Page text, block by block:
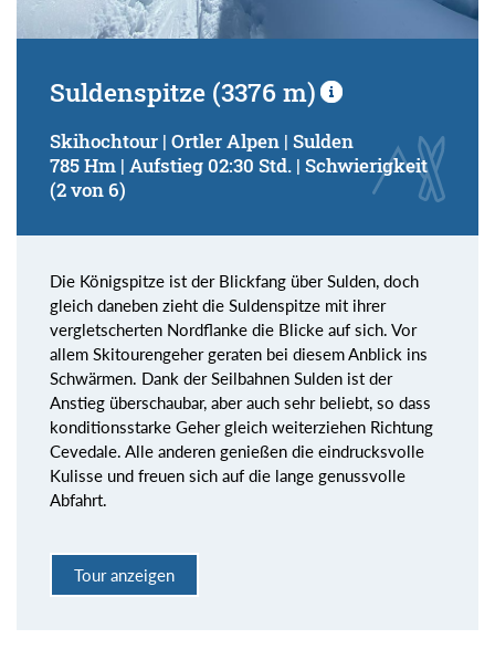
Suldenspitze (3376 m)
Skihochtour | Ortler Alpen | Sulden
785 Hm | Aufstieg 02:30 Std. | Schwierigkeit
(2 von 6)
Die Königspitze ist der Blickfang über Sulden, doch
gleich daneben zieht die Suldenspitze mit ihrer
vergletscherten Nordflanke die Blicke auf sich. Vor
allem Skitourengeher geraten bei diesem Anblick ins
Schwärmen. Dank der Seilbahnen Sulden ist der
Anstieg überschaubar, aber auch sehr beliebt, so dass
konditionsstarke Geher gleich weiterziehen Richtung
Cevedale. Alle anderen genießen die eindrucksvolle
Kulisse und freuen sich auf die lange genussvolle
Abfahrt.
Tour anzeigen